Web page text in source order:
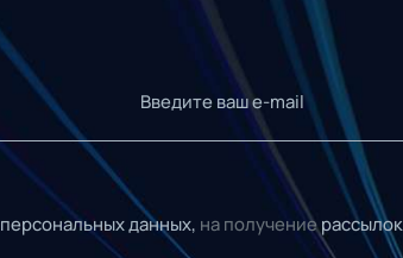
персональных данных, на получениерассылок